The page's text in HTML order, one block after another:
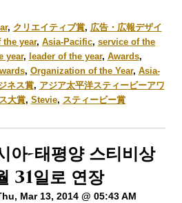
, クリエイティブ賞, 広告・広報デザイ
year, Asia-Pacific, service of the
year, leader of the year, Awards,
, Organization of the Year, Asia-
ネス賞, アジア太平洋スティービーアワ
大賞, Stevie, スティービー賞
-태평양 스티비상
31일로 연장
Mar 13, 2014 @ 05:43 AM